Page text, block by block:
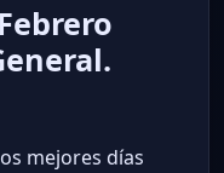
mejores días